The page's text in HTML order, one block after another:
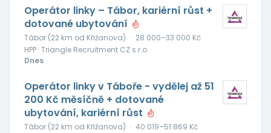
Operátor linky – Tábor, kariérní růst +
dotované ubytování
Tábor (22 km od Křižanova) · 28 000–33 000 Kč
HPP · Triangle Recruitment CZ s.r.o.
Dnes
Operátor linky v Táboře - vydělej až 51
200 Kč měsíčně + dotované
ubytování, kariérní růst
Tábor (22 km od Křižanova) · 40 019–51 869 Kč